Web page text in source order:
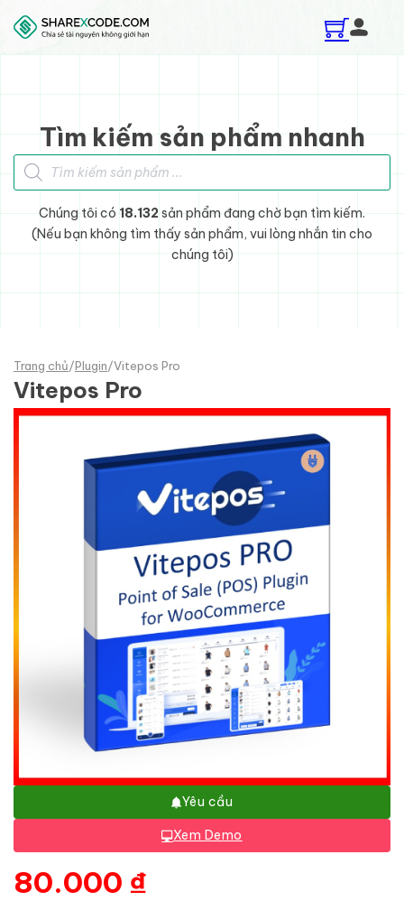
Skip to main content
Skip to footer
Tìm kiếm sản phẩm nhanh
Tìm kiếm sản phẩm
Chúng tôi có 18.132sản phẩm đang chờ bạn tìm kiếm.
(Nếu bạn không tìm thấy sản phẩm, vui lòng nhắn tin cho
chúng tôi)
Trang chủ/Plugin/Vitepos Pro
Vitepos Pro
Yêu cầu
Xem Demo
80.000 ₫